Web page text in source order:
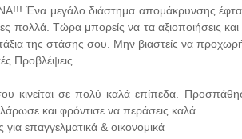
Ένα μεγάλο διάστημα απομάκρυνσης
πολλά. Τώρα μπορείς να τα αξιοποιήσεις
της στάσης σου. Μην βιαστείς να
Προβλέψεις
κινείται σε πολύ καλά επίπεδα.
και φρόντισε να περάσεις καλά.
για επαγγελματικά & οικονομικά